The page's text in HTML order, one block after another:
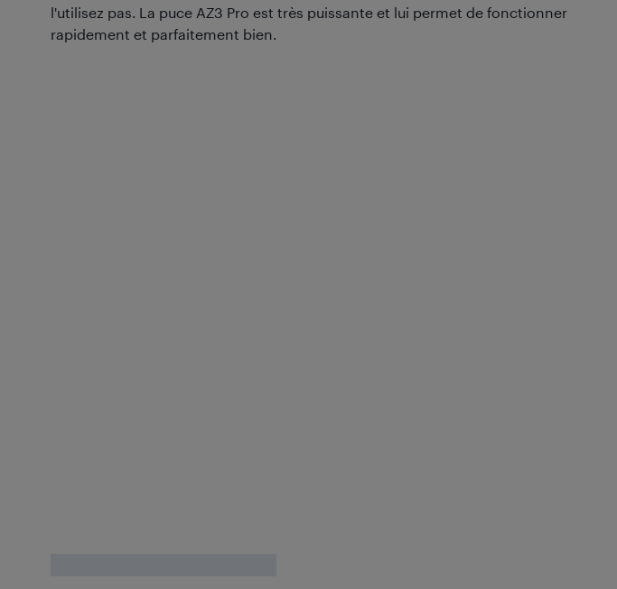
l'utilisez pas. La puce AZ3 Pro est très puissante et lui permet de fonctionner
rapidement et parfaitement bien.